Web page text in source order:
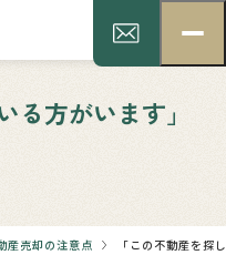
る方がいます」
産売却の注意点 「この不動産を探